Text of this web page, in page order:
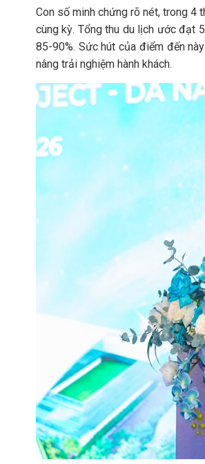
Con số minh chứng rõ nét, trong 4
cùng kỳ. Tổng thu du lịch ước đạt
85-90%. Sức hút của điểm đến
nâng trải nghiệm hành khách.